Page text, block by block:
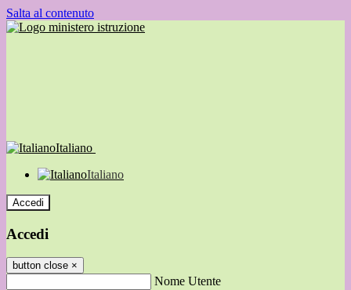
Salta al contenuto
Italiano
Italiano
Accedi
Accedi
button close ×
Nome Utente